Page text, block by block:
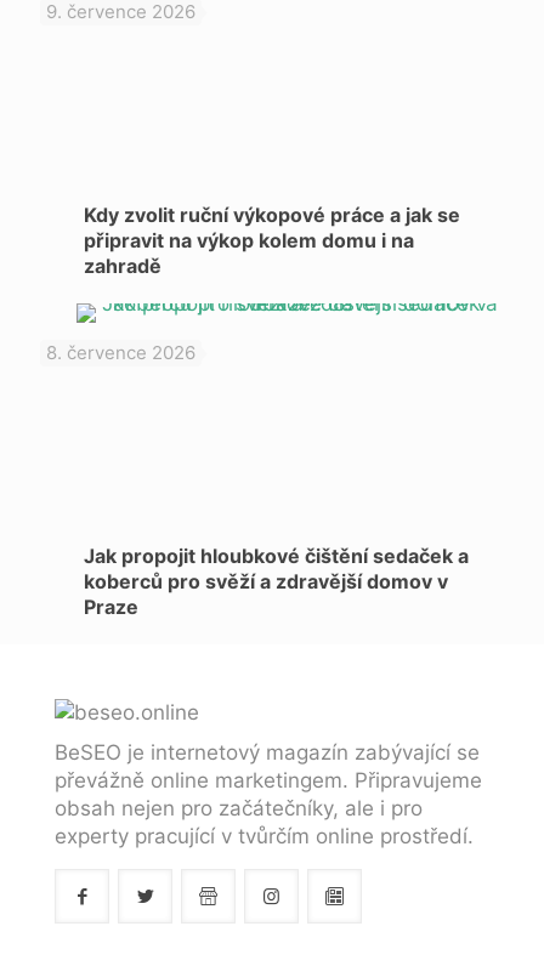
9. července 2026
Kdy zvolit ruční výkopové práce a jak se
připravit na výkop kolem domu i na
zahradě
8. července 2026
Jak propojit hloubkové čištění sedaček a
koberců pro svěží a zdravější domov v
Praze
BeSEO je internetový magazín zabývající se
převážně online marketingem. Připravujeme
obsah nejen pro začátečníky, ale i pro
experty pracující v tvůrčím online prostředí.